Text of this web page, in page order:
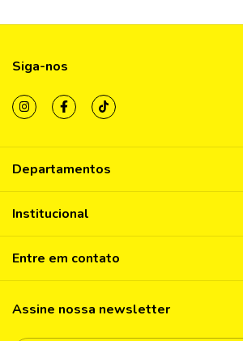
Siga-nos
Departamentos
Institucional
Entre em contato
Assine nossa newsletter